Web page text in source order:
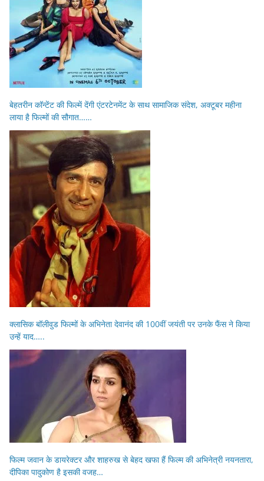
बेहतरीन कॉन्टेंट की फिल्में देंगी एंटरटेनमेंट के साथ सामाजिक संदेश, अक्टूबर महीना
लाया है फिल्मों की सौगात……
क्लासिक बॉलीवुड फिल्मों के अभिनेता देवानंद की 100वीं जयंती पर उनके फैंस ने किया
उन्हें याद…..
फिल्म जवान के डायरेक्टर और शाहरुख से बेहद खफा हैं फिल्म की अभिनेत्री नयनतारा,
दीपिका पादुकोण है इसकी वजह…